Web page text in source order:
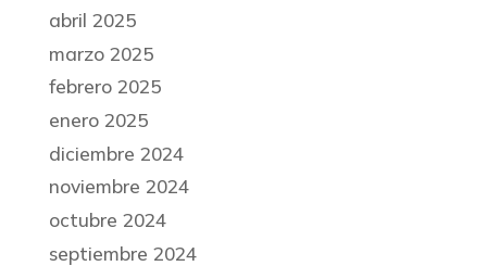
abril 2025
marzo 2025
febrero 2025
enero 2025
diciembre 2024
noviembre 2024
octubre 2024
septiembre 2024